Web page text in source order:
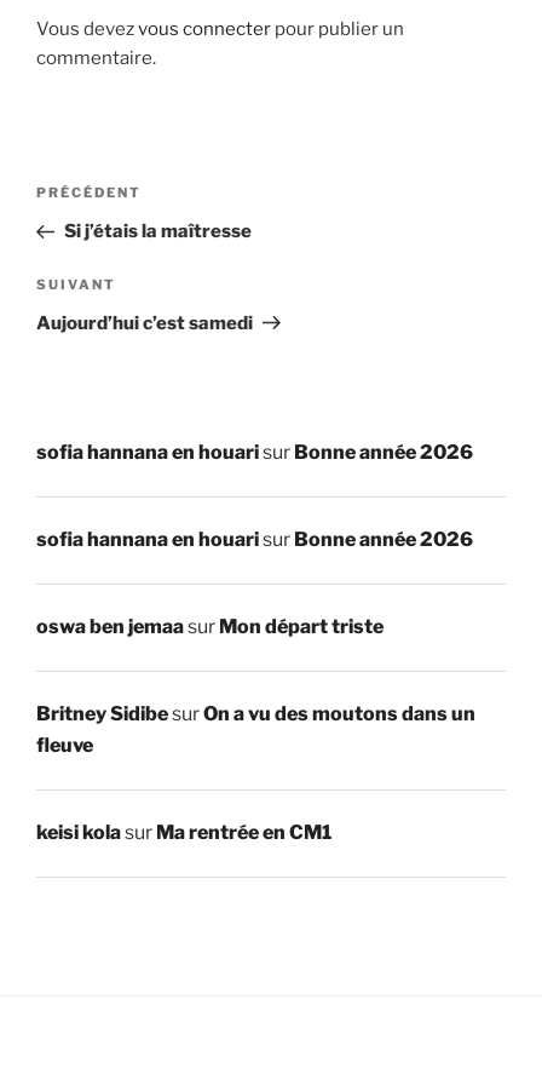
Vous devezvous connecter pour publier un
commentaire.
Navigation
l’article
Article
précédent
PRÉCÉDENT
Si j’étais la maîtresse
Article
suivant
SUIVANT
Aujourd’hui c’est samedi
sofia hannana en houarisur Bonne année 2026
sofia hannana en houarisur Bonne année 2026
oswa ben jemaasur Mon départ triste
Britney SidibesurOn a vu des moutons dans un
fleuve
keisi kolasur Ma rentrée en CM1